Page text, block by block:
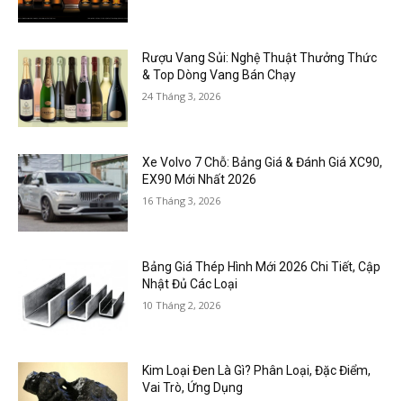
Rượu Vang Sủi: Nghệ Thuật Thưởng Thức
& Top Dòng Vang Bán Chạy
24 Tháng 3, 2026
Xe Volvo 7 Chỗ: Bảng Giá & Đánh Giá XC90,
EX90 Mới Nhất 2026
16 Tháng 3, 2026
Bảng Giá Thép Hình Mới 2026 Chi Tiết, Cập
Nhật Đủ Các Loại
10 Tháng 2, 2026
Kim Loại Đen Là Gì? Phân Loại, Đặc Điểm,
Vai Trò, Ứng Dụng